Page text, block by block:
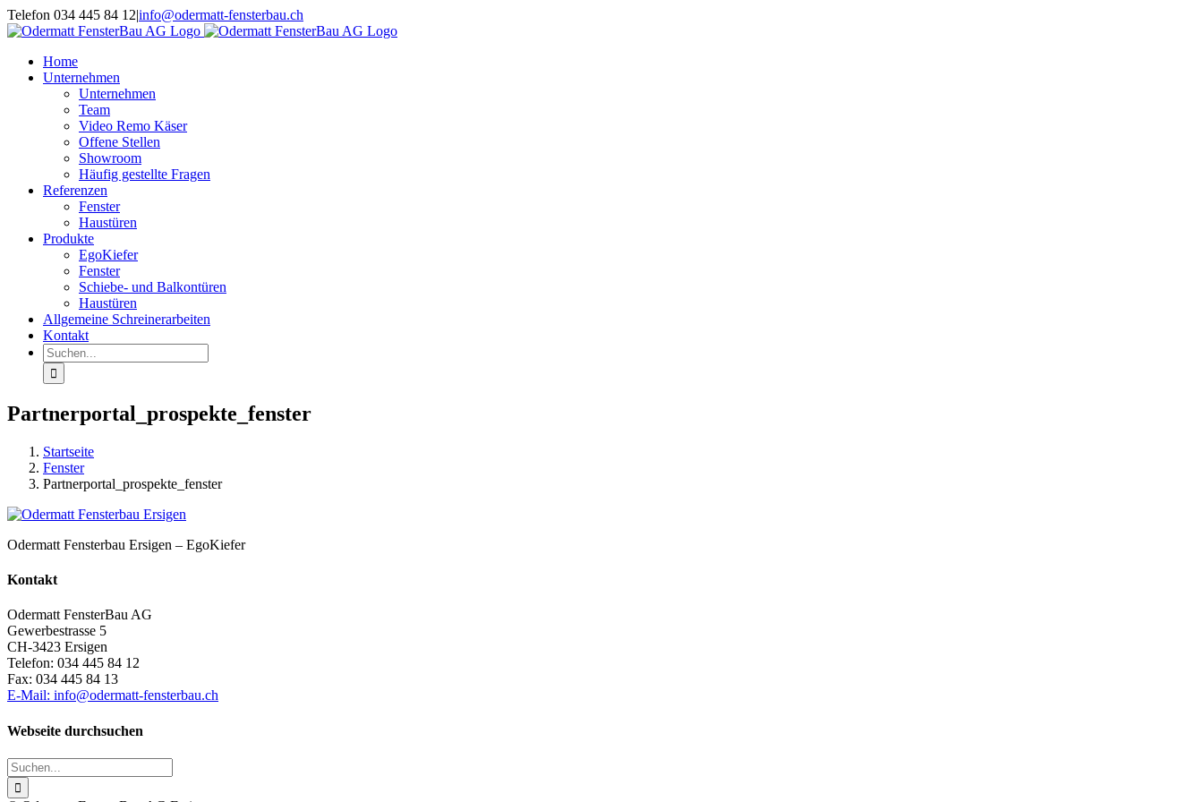
Zum
Inhalt
Telefon 034 445 84 12|info@odermatt-fensterbau.ch
Home
Unternehmen
Unternehmen
Team
Video Remo Käser
Offene Stellen
Showroom
Häufig gestellte Fragen
Referenzen
Fenster
Haustüren
Produkte
EgoKiefer
Fenster
Schiebe- und Balkontüren
Haustüren
Allgemeine Schreinerarbeiten
Kontakt
Suche
nach:
Partnerportal_prospekte_fenster
Startseite
Fenster
Partnerportal_prospekte_fenster
Odermatt Fensterbau Ersigen – EgoKiefer
Kontakt
Odermatt FensterBau AG
Gewerbestrasse 5
CH-3423 Ersigen
Telefon: 034 445 84 12
Fax: 034 445 84 13
E-Mail: info@odermatt-fensterbau.ch
Webseite durchsuchen
Suche
nach: